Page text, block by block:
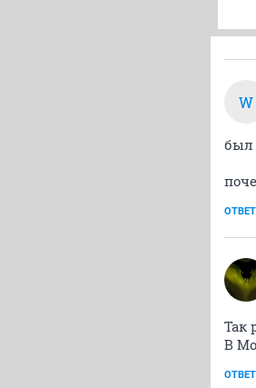
W
был
Так
В